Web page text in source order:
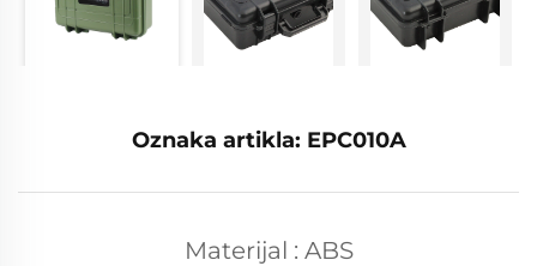
Oznaka artikla: EPC010A
Materijal : ABS